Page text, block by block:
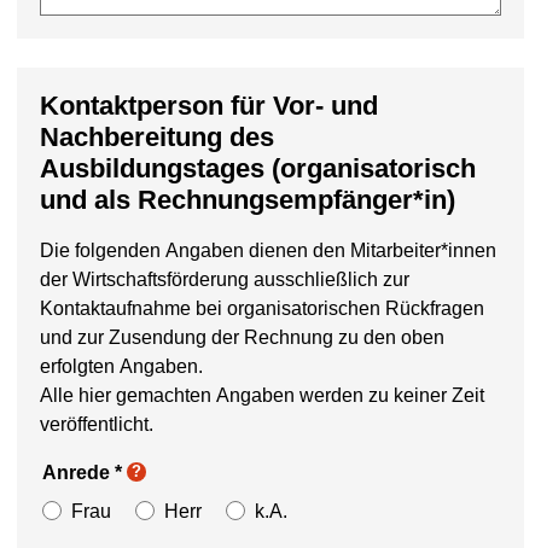
Kontaktperson für Vor- und
Nachbereitung des
Ausbildungstages (organisatorisch
und als Rechnungsempfänger*in)
Die folgenden Angaben dienen den Mitarbeiter*innen
der Wirtschaftsförderung ausschließlich zur
Kontaktaufnahme bei organisatorischen Rückfragen
und zur Zusendung der Rechnung zu den oben
erfolgten Angaben.
Alle hier gemachten Angaben werden zu keiner Zeit
veröffentlicht.
Anrede * ?
Frau Herr k.A.